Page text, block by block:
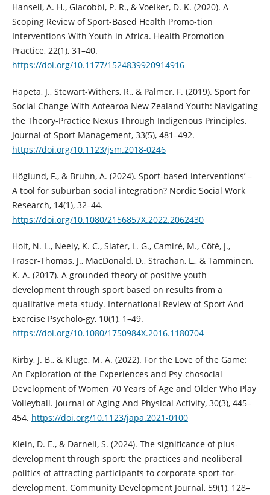
Hansell, A. H., Giacobbi, P. R., & Voelker, D. K. (2020). A
Scoping Review of Sport-Based Health Promo-tion
Interventions With Youth in Africa. Health Promotion
Practice, 22(1), 31–40.
https://doi.org/10.1177/1524839920914916
Hapeta, J., Stewart-Withers, R., & Palmer, F. (2019). Sport for
Social Change With Aotearoa New Zealand Youth: Navigating
the Theory-Practice Nexus Through Indigenous Principles.
Journal of Sport Management, 33(5), 481–492.
https://doi.org/10.1123/jsm.2018-0246
Höglund, F., & Bruhn, A. (2024). Sport-based interventions’ –
A tool for suburban social integration? Nordic Social Work
Research, 14(1), 32–44.
https://doi.org/10.1080/2156857X.2022.2062430
Holt, N. L., Neely, K. C., Slater, L. G., Camiré, M., Côté, J.,
Fraser-Thomas, J., MacDonald, D., Strachan, L., & Tamminen,
K. A. (2017). A grounded theory of positive youth
development through sport based on results from a
qualitative meta-study. International Review of Sport And
Exercise Psycholo-gy, 10(1), 1–49.
https://doi.org/10.1080/1750984X.2016.1180704
Kirby, J. B., & Kluge, M. A. (2022). For the Love of the Game:
An Exploration of the Experiences and Psy-chosocial
Development of Women 70 Years of Age and Older Who Play
Volleyball. Journal of Aging And Physical Activity, 30(3), 445–
454. https://doi.org/10.1123/japa.2021-0100
Klein, D. E., & Darnell, S. (2024). The significance of plus-
development through sport: the practices and neoliberal
politics of attracting participants to corporate sport-for-
development. Community Development Journal, 59(1), 128–